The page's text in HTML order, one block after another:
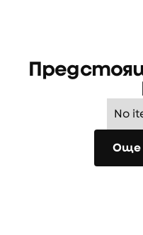
No
Още